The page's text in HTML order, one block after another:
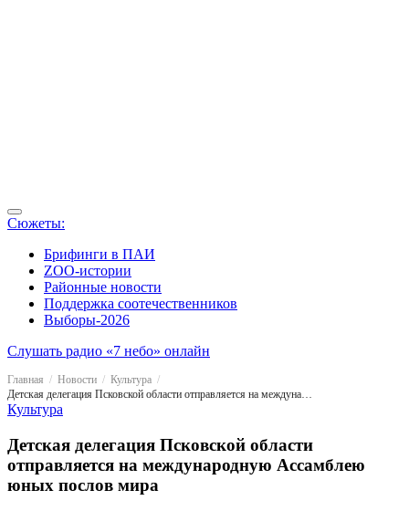
Сюжеты:
Брифинги в ПАИ
ZOO-истории
Районные новости
Поддержка соотечественников
Выборы-2026
Слушать радио «7 небо» онлайн
Главная Новости
Культура
Детская делегация Псковской области отправляется на международную Ассамблею юных послов мира
Культура
Детская делегация Псковской области
отправляется на международную Ассамблею
юных послов мира